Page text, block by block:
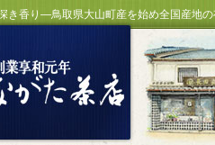
き香り―鳥取県大山町産を始め全国産地